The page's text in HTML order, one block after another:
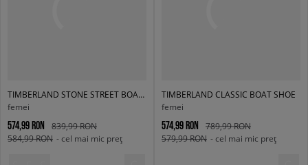
TIMBERLAND STONE STREET BOAT SHOE
femei
574,99 RON
839,99 RON
584,99 RON - cel mai mic preț
TIMBERLAND CLASSIC BOAT SHOE
femei
574,99 RON
789,99 RON
579,99 RON - cel mai mic preț